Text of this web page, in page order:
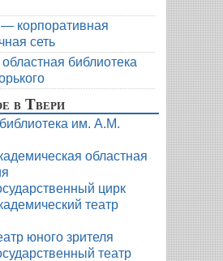
корпоративная
сеть
библиотека
в Твери
им. А.М.
областная
цирк
театр
юного зрителя
театр